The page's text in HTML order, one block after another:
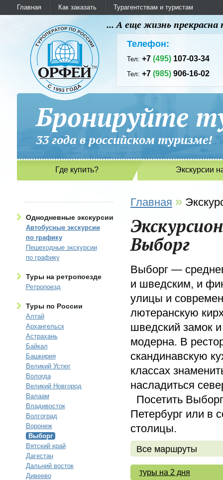
Главная Как заказать Турагентствам и туристам
... А еще жизнь
Телефон:
Тел:+7(495) 107-03-34
Тел:+7(985) 906-16-02
Бронируйте
33 года в российском
Где купить? Экскурсии
Однодневные экскурсии
Автобусные экскурсии
по графику
Пешеходные экскурсии
по графику
Туры на ретропоезде
Ретропоезд
Туры по России
Алтай
Архангельск
Астрахань
Байкал
Башкирия
Великий Устюг
Вологда
Великий Новгород
Валаам
Владивосток
Волгоград
Воронеж
Выборг
Вятский край
Дагестан
Дальний восток
Дивеево
Главная »
Выборг
Выборг —
и шведским, и
улицы и
лютеранскую
шведский замок и
модерна. В
скандинавскую
классах
насладиться
Посетить
Петербург или в
столицы.
Все маршруты
туры на 2 дня